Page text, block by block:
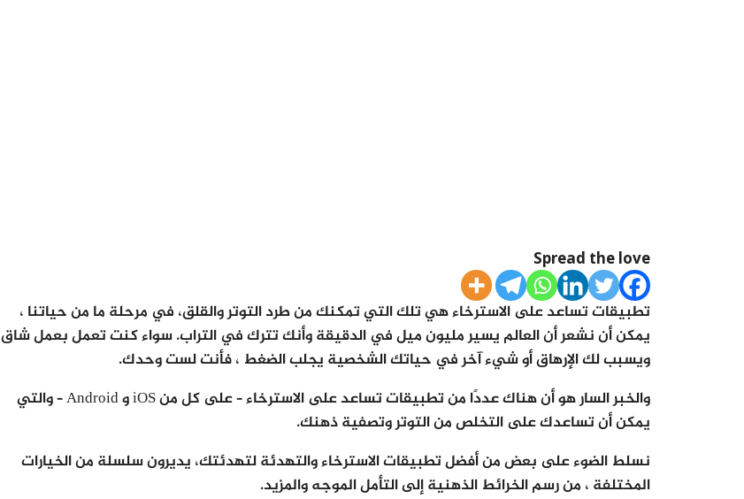
Spread the love
تطبيقات تساعد على الاسترخاء هي تلك التي تمكنك من طرد التوتر والقلق، في مرحلة ما من حياتنا ،
يمكن أن نشعر أن العالم يسير مليون ميل في الدقيقة وأنك تترك في التراب. سواء كنت تعمل بعمل شاق
ويسبب لك الإرهاق أو شيء آخر في حياتك الشخصية يجلب الضغط ، فأنت لست وحدك.
والخبر السار هو أن هناك عددًا من تطبيقات تساعد على الاسترخاء – على كل من iOS و Android – والتي
يمكن أن تساعدك على التخلص من التوتر وتصفية ذهنك.
نسلط الضوء على بعض من أفضل تطبيقات الاسترخاء والتهدئة لتهدئتك، يديرون سلسلة من الخيارات
المختلفة ، من رسم الخرائط الذهنية إلى التأمل الموجه والمزيد.